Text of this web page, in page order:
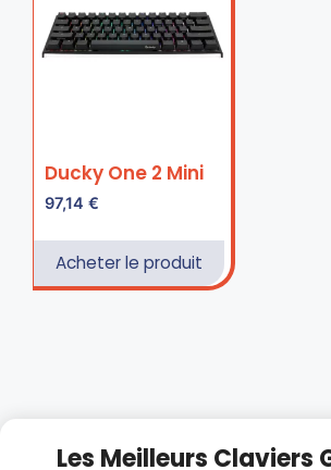
Ducky One 2 Mini
97,14 €
Acheter le produit
Les Meilleurs Claviers